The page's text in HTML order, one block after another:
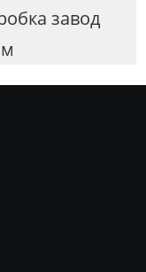
завод